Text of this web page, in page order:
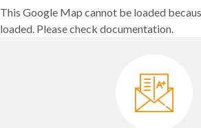
This Google Map cannot be loaded
loaded. Please check documentation.